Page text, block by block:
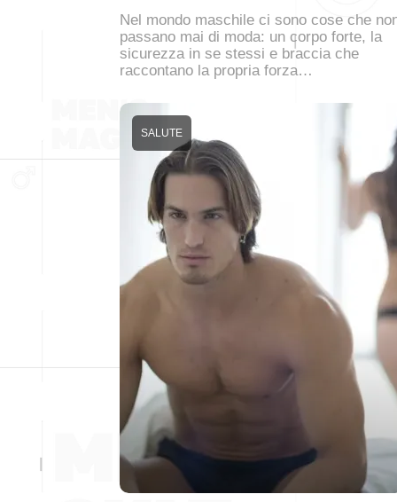
Nel mondo maschile ci sono cose che
passano mai di moda: un corpo forte, la
sicurezza in se stessi e braccia che
raccontano la propria forza…
SALUTE